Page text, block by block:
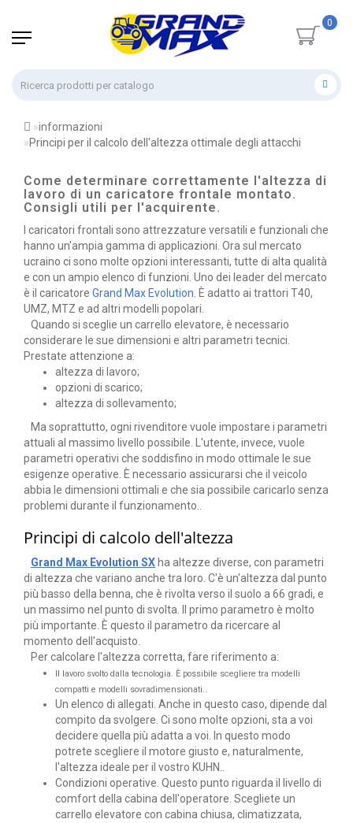
0
informazioni
Principi per il calcolo dell'altezza ottimale degli attacchi
Come determinare correttamente l'altezza di
lavoro di un caricatore frontale montato.
Consigli utili per l'acquirente.
I caricatori frontali sono attrezzature versatili e funzionali che
hanno un'ampia gamma di applicazioni. Ora sul mercato
ucraino ci sono molte opzioni interessanti, tutte di alta qualità
e con un ampio elenco di funzioni. Uno dei leader del mercato
è il caricatore Grand Max Evolution. È adatto ai trattori T40,
UMZ, MTZ e ad altri modelli popolari.
Quando si sceglie un carrello elevatore, è necessario
considerare le sue dimensioni e altri parametri tecnici.
Prestate attenzione a:
altezza di lavoro;
opzioni di scarico;
altezza di sollevamento;
Ma soprattutto, ogni rivenditore vuole impostare i parametri
attuali al massimo livello possibile. L'utente, invece, vuole
parametri operativi che soddisfino in modo ottimale le sue
esigenze operative. È necessario assicurarsi che il veicolo
abbia le dimensioni ottimali e che sia possibile caricarlo senza
problemi durante il funzionamento..
Principi di calcolo dell'altezza
Grand Max Evolution SX ha altezze diverse, con parametri
di altezza che variano anche tra loro. C'è un'altezza dal punto
più basso della benna, che è rivolta verso il suolo a 66 gradi, e
un massimo nel punto di svolta. Il primo parametro è molto
più importante. È questo il parametro da ricercare al
momento dell'acquisto.
Per calcolare l'altezza corretta, fare riferimento a:
Il lavoro svolto dalla tecnologia. È possibile scegliere tra modelli
compatti e modelli sovradimensionati..
Un elenco di allegati. Anche in questo caso, dipende dal
compito da svolgere. Ci sono molte opzioni, sta a voi
decidere quella più adatta a voi. In questo modo
potrete scegliere il motore giusto e, naturalmente,
l'altezza ideale per il vostro KUHN..
Condizioni operative. Questo punto riguarda il livello di
comfort della cabina dell'operatore. Scegliete un
carrello elevatore con cabina chiusa, climatizzata,